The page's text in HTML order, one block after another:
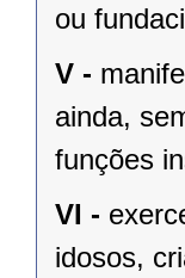
ou
V -
ainda,
funções
VI -
idosos,